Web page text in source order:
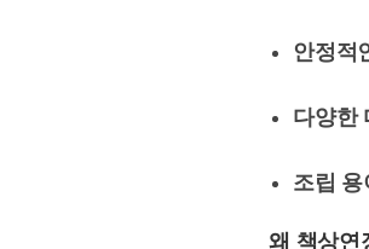
안정적
다양한
조립 용
왜 책상연